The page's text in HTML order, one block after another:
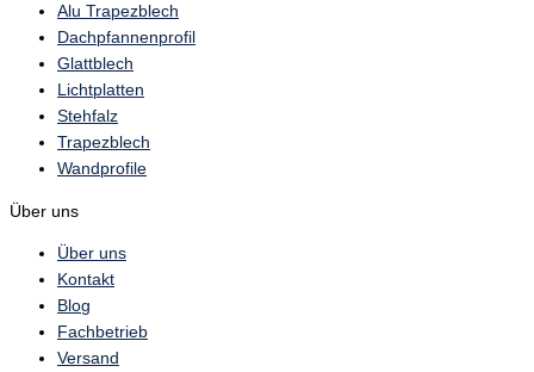
Alu Trapezblech
Dachpfannenprofil
Glattblech
Lichtplatten
Stehfalz
Trapezblech
Wandprofile
Über uns
Über uns
Kontakt
Blog
Fachbetrieb
Versand